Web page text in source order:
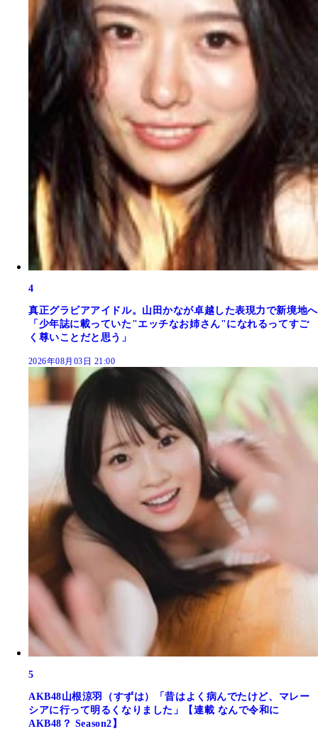
4
真正グラビアアイドル。山田かなが卓越した表現力で新境地へ
「少年誌に載っていた"エッチなお姉さん"になれるってすご
く尊いことだと思う」
2026年08月03日 21:00
5
AKB48山根涼羽（すずは）「昔はよく病んでたけど、マレー
シアに行って明るくなりました」【連載 なんで令和に
AKB48？ Season2】